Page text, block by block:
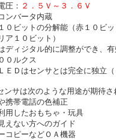
圧： ２．５Ｖ～３．６Ｖ
ンバータ内蔵
０ビットの分解能（赤１０ビ
ア１０ビット）
ディジタル的に調整ができ、
０ルクス
Ｄはセンサとは完全に独立（
サは次のような用途が期待さ
携帯電話の色補正
用したおもちゃ・玩具
えない方へのガイド
コピーなどＯＡ機器